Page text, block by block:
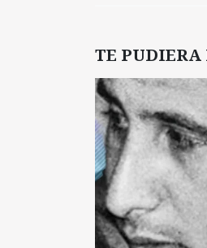
TE PUDIERA